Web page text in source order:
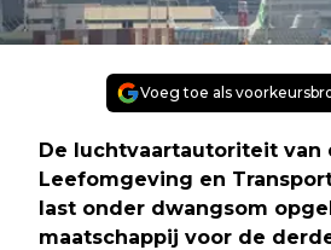
Voeg toe als
De luchtvaartautoriteit van
Leefomgeving en
last onder dwangsom
maatschappij voor de